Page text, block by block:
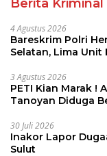
Berita Kriminal
4 Agustus 2026
Bareskrim Polri
Selatan, Lima
3 Agustus 2026
PETI Kian Marak !
Tanoyan Diduga
30 Juli 2026
Inakor Lapor
Sulut